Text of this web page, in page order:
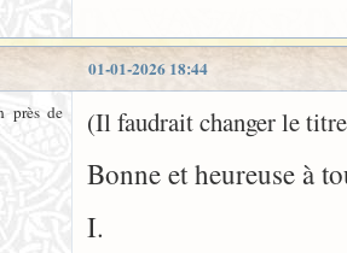
01-01-2026 18:44
près de
(Il faudrait changer le
Bonne et heureuse à
I.